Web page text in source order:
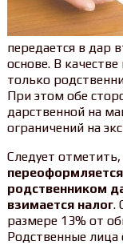
передается в дар
основе. В
только
При этом обе
дарственной на
ограничений на
Следует отметить,
родственником
взимается налог.
размере 13% от
Родственные лица